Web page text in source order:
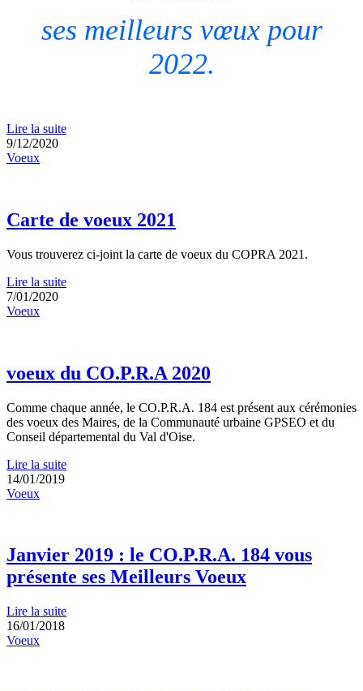
ses meilleurs vœux pour
2022.
Lire la suite
9/12/2020
Voeux
Carte de voeux 2021
Vous trouverez ci-joint la carte de voeux du COPRA 2021.
Lire la suite
7/01/2020
Voeux
voeux du CO.P.R.A 2020
Comme chaque année, le CO.P.R.A. 184 est présent aux cérémonies
des voeux des Maires, de la Communauté urbaine GPSEO et du
Conseil départemental du Val d'Oise.
Lire la suite
14/01/2019
Voeux
Janvier 2019 : le CO.P.R.A. 184 vous
présente ses Meilleurs Voeux
Lire la suite
16/01/2018
Voeux